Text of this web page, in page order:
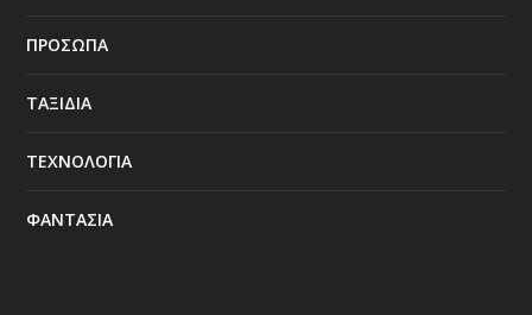
ΠΡΟΣΩΠΑ
ΤΑΞΙΔΙΑ
ΤΕΧΝΟΛΟΓΙΑ
ΦΑΝΤΑΣΙΑ